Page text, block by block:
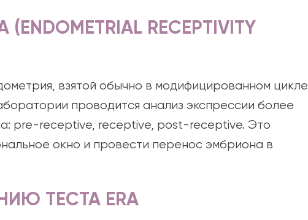
RECEPTIVITY
взятой обычно в модифицированном цикле
проводится анализ экспрессии более
pre-receptive, receptive, post-receptive. Это
окно и провести перенос эмбриона в
ТЕСТА ERA